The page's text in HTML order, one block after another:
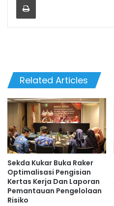
Related Articles
Sekda Kukar Buka Raker
Optimalisasi Pengisian
Kertas Kerja Dan Laporan
Pemantauan Pengelolaan
Risiko